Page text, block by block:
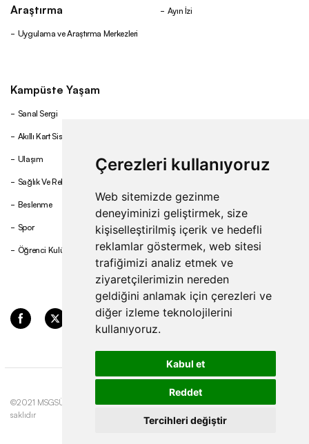
Çerezleri kullanıyoruz
Web sitemizde gezinme
deneyiminizi geliştirmek, size
kişiselleştirilmiş içerik ve hedefli
reklamlar göstermek, web sitesi
trafiğimizi analiz etmek ve
ziyaretçilerimizin nereden
geldiğini anlamak için çerezleri ve
diğer izleme teknolojilerini
kullanıyoruz.
Kabul et
Reddet
Tercihleri değiştir
Araştırma
Uygulama ve Araştırma Merkezleri
Ayın İzi
Kampüste Yaşam
Sanal Sergi
Akıllı Kart Sistemi
Ulaşım
Sağlık Ve Rehberlik
Beslenme
Spor
Öğrenci Kulüpleri
©2021 MSGSÜ. Tüm hakları
saklıdır
Politikası
preferences